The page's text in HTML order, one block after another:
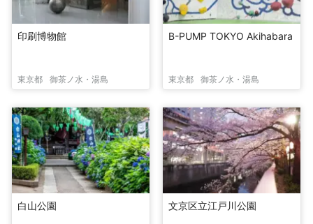
印刷博物館
東京都 御茶ノ水・湯島
B-PUMP TOKYO Akihabara
東京都 御茶ノ水・湯島
白山公園 文京区立江戸川公園